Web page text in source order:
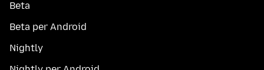
Beta
Beta per Android
Nightly